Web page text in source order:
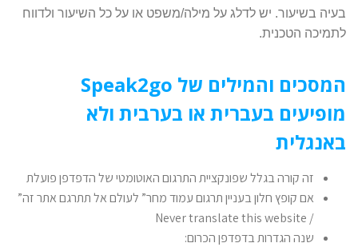
בעיה בשיעור. יש לדלג על מילה/משפט או על כל השיעור ולדווח
לתמיכה הטכנית.
המסכים והמילים של Speak2go
מופיעים בעברית או בערבית ולא
באנגלית
זה קורה בגלל שפונקציית התרגום האוטומטי של הדפדפן פועלת
אם קופץ חלון בעניין תרגום עמוד מחר” לעולם אל תתרגם אתר זה”
/ Never translate this website
שנה הגדרות בדפדפן הכרום: